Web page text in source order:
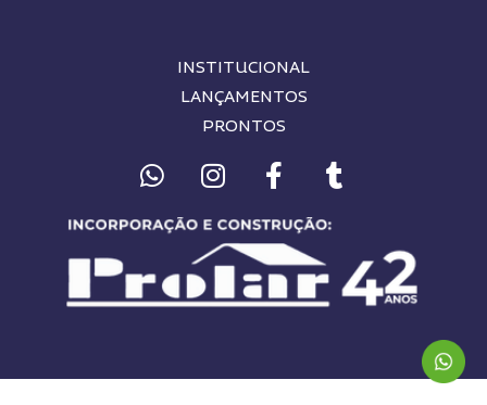
INSTITUCIONAL
LANÇAMENTOS
PRONTOS